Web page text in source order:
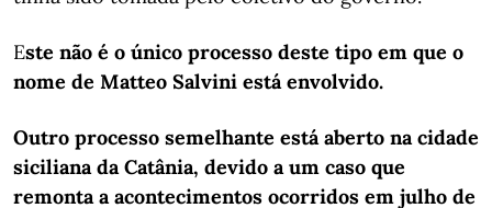
Este não é o único processo deste tipo em que o
nome de Matteo Salvini está envolvido.
Outro processo semelhante está aberto na cidade
siciliana da Catânia, devido a um caso que
remonta a acontecimentos ocorridos em julho de